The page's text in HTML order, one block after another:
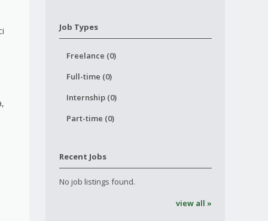
Job Types
Freelance (0)
Full-time (0)
Internship (0)
Part-time (0)
Recent Jobs
No job listings found.
view all »